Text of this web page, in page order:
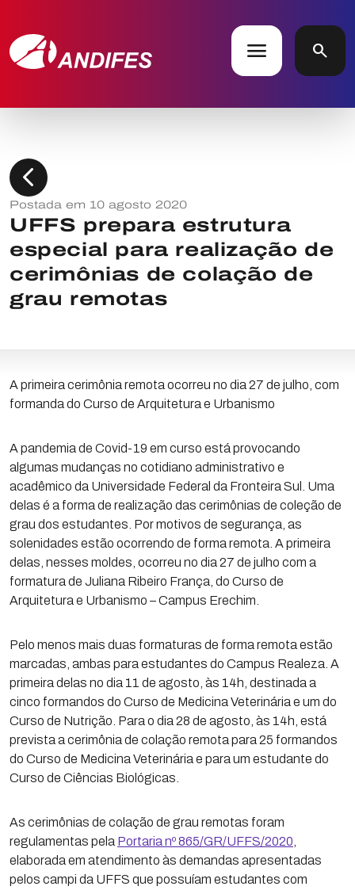
menu search
chevron_left
Postada em 10 agosto 2020
UFFS prepara estrutura
especial para realização de
cerimônias de colação de
grau remotas
A primeira cerimônia remota ocorreu no dia 27 de julho, com
formanda do Curso de Arquitetura e Urbanismo
A pandemia de Covid-19 em curso está provocando
algumas mudanças no cotidiano administrativo e
acadêmico da Universidade Federal da Fronteira Sul. Uma
delas é a forma de realização das cerimônias de coleção de
grau dos estudantes. Por motivos de segurança, as
solenidades estão ocorrendo de forma remota. A primeira
delas, nesses moldes, ocorreu no dia 27 de julho com a
formatura de Juliana Ribeiro França, do Curso de
Arquitetura e Urbanismo – Campus Erechim.
Pelo menos mais duas formaturas de forma remota estão
marcadas, ambas para estudantes do Campus Realeza. A
primeira delas no dia 11 de agosto, às 14h, destinada a
cinco formandos do Curso de Medicina Veterinária e um do
Curso de Nutrição. Para o dia 28 de agosto, às 14h, está
prevista a cerimônia de colação remota para 25 formandos
do Curso de Medicina Veterinária e para um estudante do
Curso de Ciências Biológicas.
As cerimônias de colação de grau remotas foram
regulamentas pela Portaria nº 865/GR/UFFS/2020
elaborada em atendimento às demandas apresentadas
pelos campi da UFFS que possuíam estudantes com